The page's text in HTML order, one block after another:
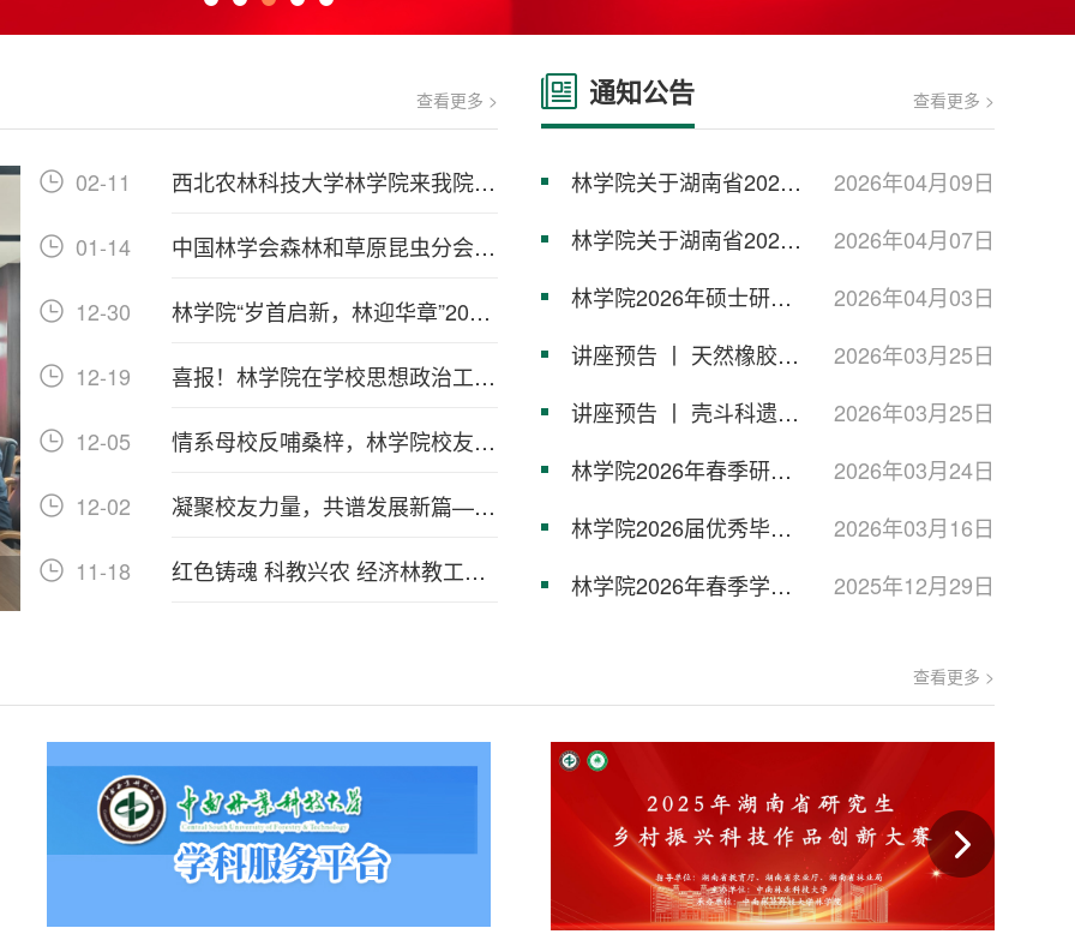
查看更多 >
02-11
西北农林科技大学林学院来我院调
01-14
‌中国林学会森林和草原昆虫分会第
12-30
林学院“岁首启新，林迎华章”2026
12-19
喜报！林学院在学校思想政治工作
12-05
情系母校反哺桑梓，林学院校友捐
12-02
凝聚校友力量，共谱发展新篇—林
11-18
红色铸魂 科教兴农 经济林教工党
通知公告 查看更多 >
2026年04月09日
林学院关于湖南省2026
创业...
2026年04月07日
林学院关于湖南省2026
优秀...
2026年04月03日
林学院2026年硕士研究
2026年03月25日
讲座预告 丨 天然橡胶生
究...
2026年03月25日
讲座预告 丨 壳斗科遗传
2026年03月24日
林学院2026年春季研究
果公...
2026年03月16日
林学院2026届优秀毕业
2025年12月29日
林学院2026年春季学期
查看更多 >